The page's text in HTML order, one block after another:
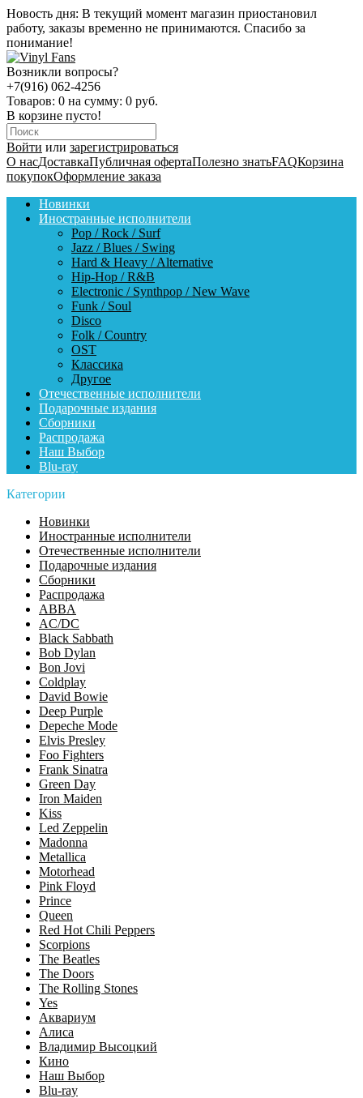
Новость дня: В текущий момент магазин приостановил
работу, заказы временно не принимаются. Спасибо за
понимание!
Возникли вопросы?
+7(916) 062-4256
Товаров: 0 на сумму: 0 руб.
В корзине пусто!
Войти или зарегистрироваться
О насДоставкаПубличная офертаПолезно знатьFAQКорзина
покупокОформление заказа
Новинки
Иностранные исполнители
Pop / Rock / Surf
Jazz / Blues / Swing
Hard & Heavy / Alternative
Hip-Hop / R&B
Electronic / Synthpop / New Wave
Funk / Soul
Disco
Folk / Country
OST
Классика
Другое
Отечественные исполнители
Подарочные издания
Сборники
Распродажа
Наш Выбор
Blu-ray
Категории
Новинки
Иностранные исполнители
Отечественные исполнители
Подарочные издания
Сборники
Распродажа
ABBA
AC/DC
Black Sabbath
Bob Dylan
Bon Jovi
Coldplay
David Bowie
Deep Purple
Depeche Mode
Elvis Presley
Foo Fighters
Frank Sinatra
Green Day
Iron Maiden
Kiss
Led Zeppelin
Madonna
Metallica
Motorhead
Pink Floyd
Prince
Queen
Red Hot Chili Peppers
Scorpions
The Beatles
The Doors
The Rolling Stones
Yes
Аквариум
Алиса
Владимир Высоцкий
Кино
Наш Выбор
Blu-ray